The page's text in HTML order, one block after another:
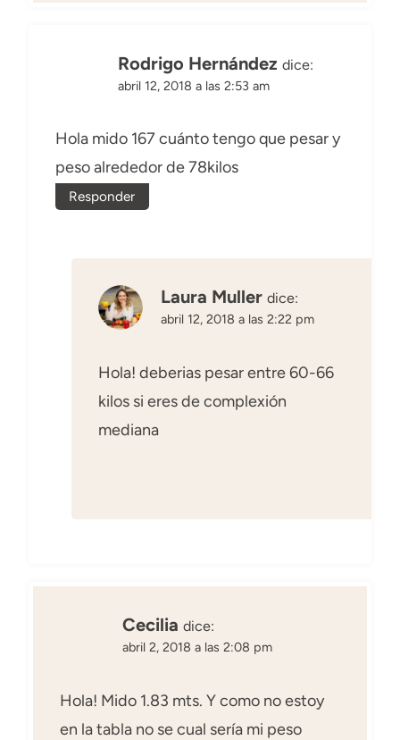
Rodrigo Hernández dice:
abril 12, 2018 a las 2:53 am
Hola mido 167 cuánto tengo que pesar y
peso alrededor de 78kilos
Responder
Laura Muller dice:
abril 12, 2018 a las 2:22 pm
Hola! deberias pesar entre 60-66
kilos si eres de complexión
mediana
Cecilia dice:
abril 2, 2018 a las 2:08 pm
Hola! Mido 1.83 mts. Y como no estoy
en la tabla no se cual sería mi peso